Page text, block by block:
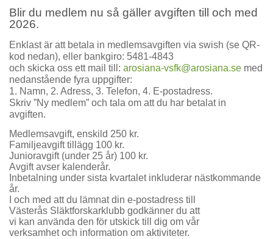
Blir du medlem nu så gäller avgiften till och med
2026.
Enklast är att betala in medlemsavgiften via swish (se QR-
kod nedan), eller bankgiro: 5481-4843
och skicka oss ett mail till: arosiana-vsfk@arosiana.se med
nedanstående fyra uppgifter:
1. Namn, 2. Adress, 3. Telefon, 4. E-postadress.
Skriv ”Ny medlem” och tala om att du har betalat in
avgiften.
Medlemsavgift, enskild 250 kr.
Familjeavgift tillägg 100 kr.
Junioravgift (under 25 år) 100 kr.
Avgift avser kalenderår.
Inbetalning under sista kvartalet inkluderar nästkommande
år.
I och med att du lämnat din e-postadress till
Västerås Släktforskarklubb godkänner du att
vi kan använda den för utskick till dig om vår
verksamhet och information om aktiviteter.